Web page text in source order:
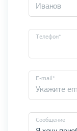
Телефон*
E-mail*
Cообщение